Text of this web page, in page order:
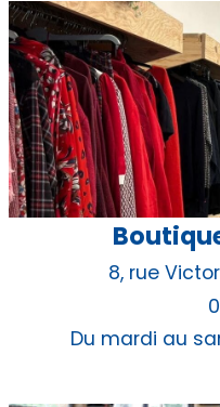
8, rue
Du mardi au